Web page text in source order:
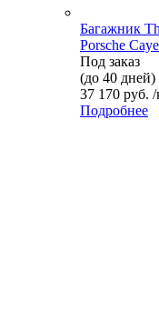
Багажник
Porsche
Под заказ
(до 40 дней)
37 170 руб.
Подробнее